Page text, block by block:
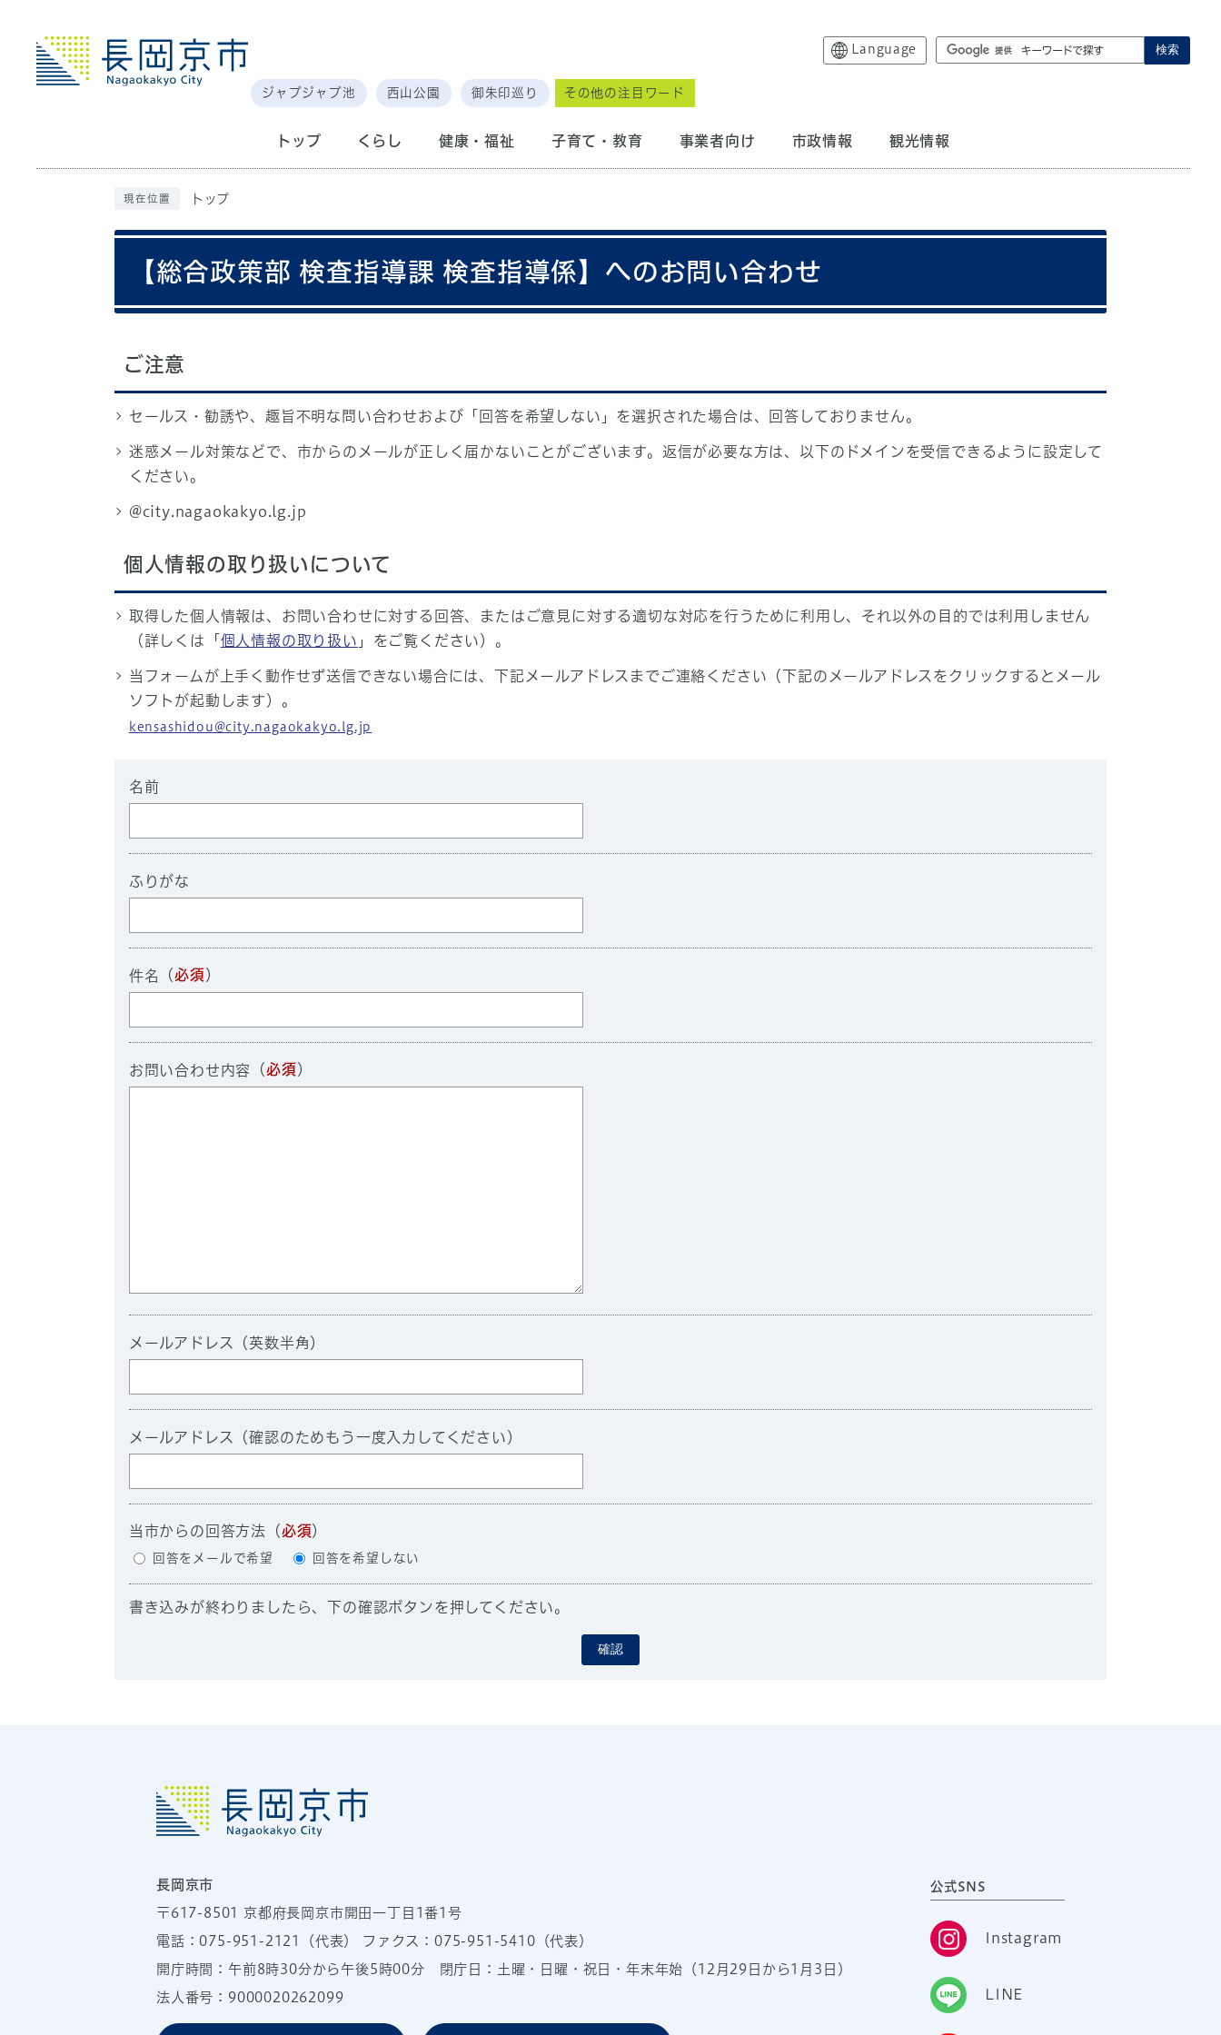
Language 検索
ジャブジャブ池 西山公園 御朱印巡り その他の注目ワード
トップ くらし 健康・福祉 子育て・教育 事業者向け 市政情報 観光情報
現在位置 トップ
【総合政策部 検査指導課 検査指導係】へのお問い合わせ
ご注意
セールス・勧誘や、趣旨不明な問い合わせおよび「回答を希望しない」を選択された場合は、回答しておりません。
迷惑メール対策などで、市からのメールが正しく届かないことがございます。返信が必要な方は、以下のドメインを受信できるように設定して
ください。
@city.nagaokakyo.lg.jp
個人情報の取り扱いについて
取得した個人情報は、お問い合わせに対する回答、またはご意見に対する適切な対応を行うために利用し、それ以外の目的では利用しません
（詳しくは「 個人情報の取り扱い 」をご覧ください）。
当フォームが上手く動作せず送信できない場合には、下記メールアドレスまでご連絡ください（下記のメールアドレスをクリックするとメール
ソフトが起動します）。
kensashidou@city.nagaokakyo.lg.jp
名前
ふりがな
件名 （必須 ）
お問い合わせ内容 （必須 ）
メールアドレス（英数半角）
メールアドレス（確認のためもう一度入力してください）
当市からの回答方法 （必須）
回答をメールで希望 回答を希望しない
書き込みが終わりましたら、下の確認ボタンを押してください。
確認
長岡京市
〒617-8501 京都府長岡京市開田一丁目1番1号
電話：075-951-2121 （代表） ファクス：075-951-5410（代表）
開庁時間：午前8時30分から午後5時00分 閉庁日：土曜・日曜・祝日・年末年始（12月29日から1月3日）
法人番号：9000020262099
公式SNS
Instagram
LINE